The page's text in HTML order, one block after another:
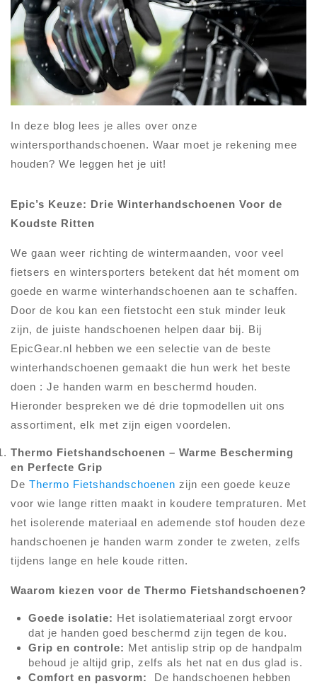
In deze blog lees je alles over onze
wintersporthandschoenen. Waar moet je rekening mee
houden? We leggen het je uit!
Epic’s Keuze: Drie Winterhandschoenen Voor de
Koudste Ritten
We gaan weer richting de wintermaanden, voor veel
fietsers en wintersporters betekent dat hét moment om
goede en warme winterhandschoenen aan te schaffen.
Door de kou kan een fietstocht een stuk minder leuk
zijn, de juiste handschoenen helpen daar bij. Bij
EpicGear.nl hebben we een selectie van de beste
winterhandschoenen gemaakt die hun werk het beste
doen : Je handen warm en beschermd houden.
Hieronder bespreken we dé drie topmodellen uit ons
assortiment, elk met zijn eigen voordelen.
Thermo Fietshandschoenen – Warme Bescherming
en Perfecte Grip
De Thermo Fietshandschoenen zijn een goede keuze
voor wie lange ritten maakt in koudere tempraturen. Met
het isolerende materiaal en ademende stof houden deze
handschoenen je handen warm zonder te zweten, zelfs
tijdens lange en hele koude ritten.
Waarom kiezen voor de Thermo Fietshandschoenen?
Goede isolatie: Het isolatiemateriaal zorgt ervoor
dat je handen goed beschermd zijn tegen de kou.
Grip en controle: Met antislip strip op de handpalm
behoud je altijd grip, zelfs als het nat en dus glad is.
Comfort en pasvorm:
De handschoenen hebben